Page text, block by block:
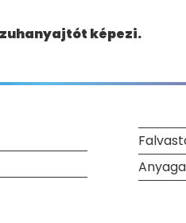
képezi.
Anyaga